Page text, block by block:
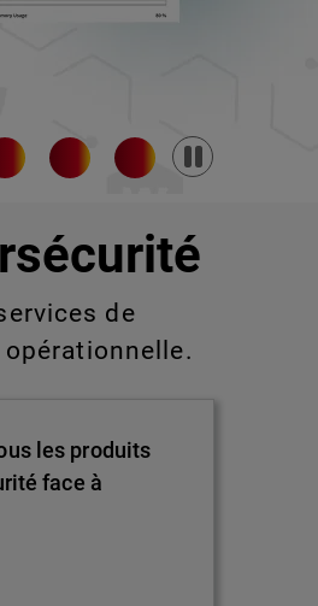
Pause
de
les produits
face à